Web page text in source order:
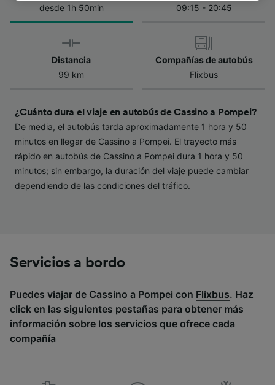
desde 1h 50min 09:15 - 20:45
Distancia
99 km
Compañías de autobús
Flixbus
¿Cuánto dura el viaje en autobús de Cassino a Pompei?
De media, el autobús tarda aproximadamente 1 hora y 50
minutos en llegar de Cassino a Pompei. El trayecto más
rápido en autobús de Cassino a Pompei dura 1 hora y 50
minutos; sin embargo, la duración del viaje puede cambiar
dependiendo de las condiciones del tráfico.
Servicios a bordo
Puedes viajar de Cassino a Pompei con Flixbus. Haz
click en las siguientes pestañas para obtener más
información sobre los servicios que ofrece cada
compañía
de la política de privacidad. Tus preferencias
se notificarán a nuestros socios y no
afectarán a los datos de navegación. Tus
datos no se utilizarán con fines de rastreo si
no nos has dado consentimiento para ello.
Utilizar datos de localización geográfica
precisa. Analizar activamente las
características del dispositivo para su
identificación. Almacenar la información en un
dispositivo y/o acceder a ella. Publicidad y
contenido personalizados, medición de
publicidad y contenido, investigación de